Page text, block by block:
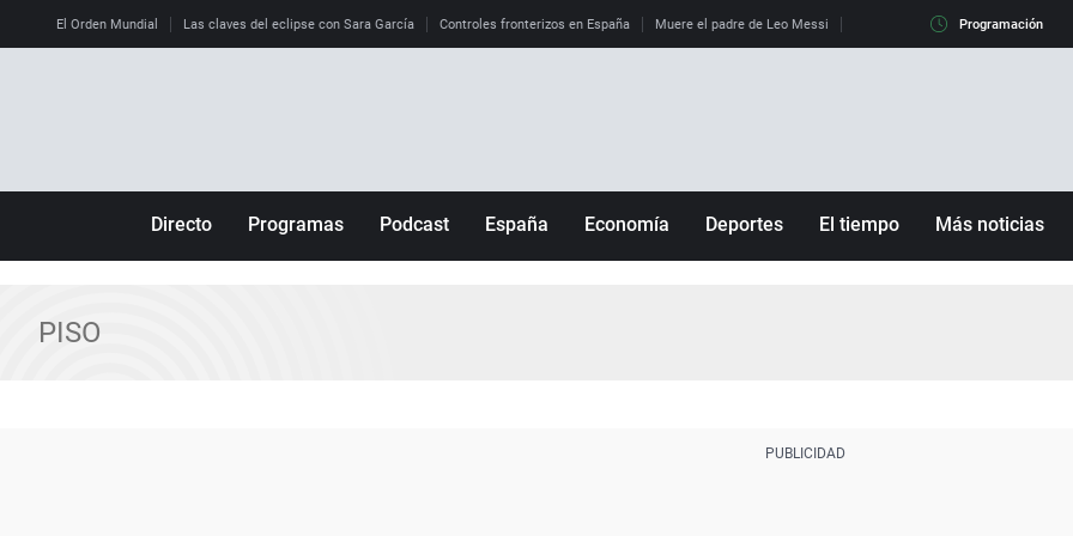
El Orden Mundial Las claves del eclipse con Sara García Controles fronterizos en España Muere el padre de Leo Messi La diferencia entre observar el
Programación
Directo Programas Podcast España Economía Deportes El tiempo Más noticias
PISO